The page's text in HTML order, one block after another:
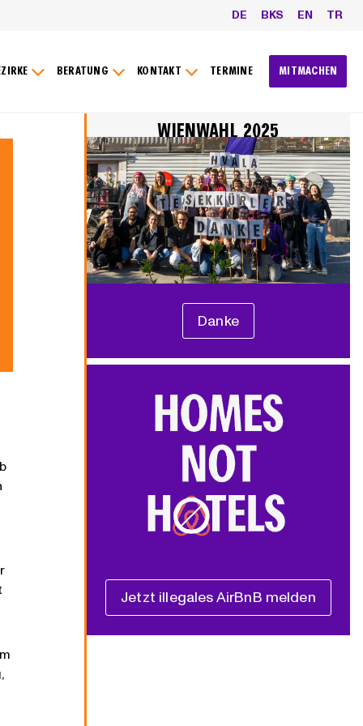
DE BKS EN TR
BERATUNG KONTAKT TERMINE MITMACHEN
WIENWAHL 2025
Danke
Jetzt illegales AirBnB melden